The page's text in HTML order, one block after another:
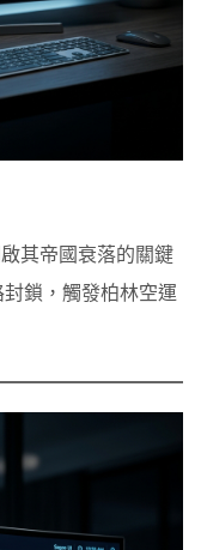
24
其帝國衰落的關鍵
封鎖，觸發柏林空運